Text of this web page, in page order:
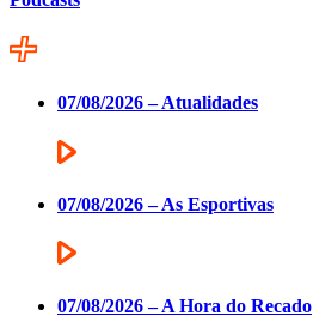
07/08/2026 – Atualidades
07/08/2026 – As Esportivas
07/08/2026 – A Hora do Recado